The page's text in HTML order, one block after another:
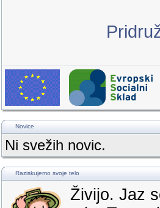
Novice
Ni svežih novic.
Raziskujemo svoje telo
Živijo. Jaz